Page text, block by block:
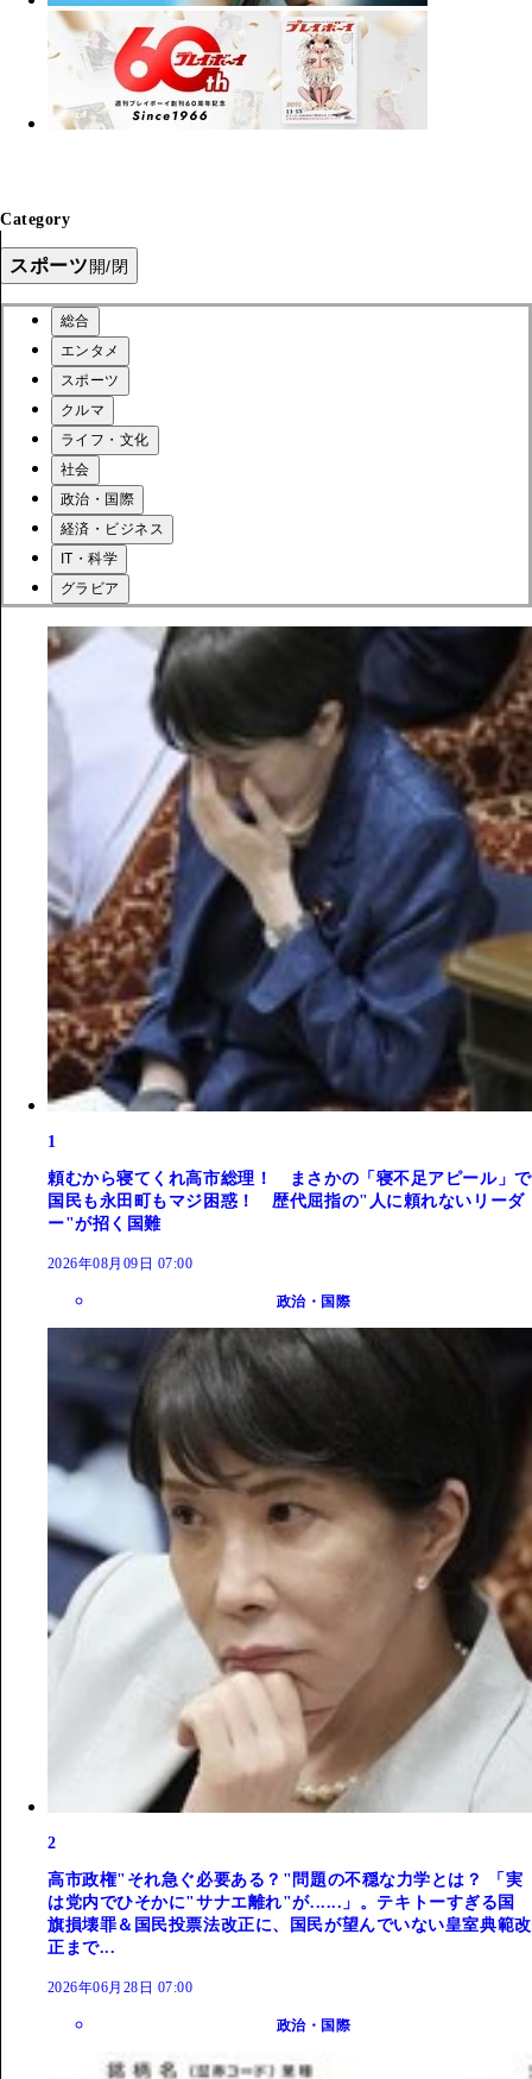
Category
スポーツ開/閉
総合
エンタメ
スポーツ
クルマ
ライフ・文化
社会
政治・国際
経済・ビジネス
IT・科学
グラビア
1
頼むから寝てくれ高市総理！ まさかの「寝不足アピール」で
国民も永田町もマジ困惑！ 歴代屈指の"人に頼れないリーダ
ー"が招く国難
2026年08月09日 07:00
政治・国際
2
高市政権"それ急ぐ必要ある？"問題の不穏な力学とは？ 「実
は党内でひそかに"サナエ離れ"が......」。テキトーすぎる国
旗損壊罪＆国民投票法改正に、国民が望んでいない皇室典範改
正まで...
2026年06月28日 07:00
政治・国際